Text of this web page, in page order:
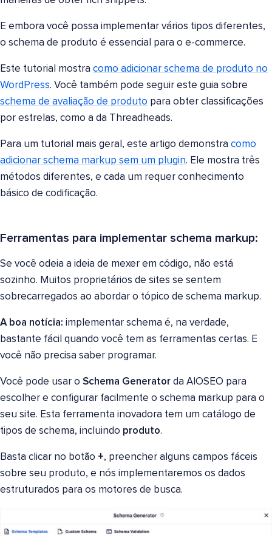
E embora você possa implementar vários tipos diferentes,
o schema de produto é essencial para o e-commerce.
Este tutorial mostra como adicionar schema de produto no
WordPress. Você também pode seguir este guia sobre
schema de avaliação de produto para obter classificações
por estrelas, como a da Threadheads.
Para um tutorial mais geral, este artigo demonstra como
adicionar schema markup sem um plugin. Ele mostra três
métodos diferentes, e cada um requer conhecimento
básico de codificação.
Ferramentas para implementar schema markup:
Se você odeia a ideia de mexer em código, não está
sozinho. Muitos proprietários de sites se sentem
sobrecarregados ao abordar o tópico de schema markup.
A boa notícia: implementar schema é, na verdade,
bastante fácil quando você tem as ferramentas certas. E
você não precisa saber programar.
Você pode usar o Schema Generator da AIOSEO para
escolher e configurar facilmente o schema markup para o
seu site. Esta ferramenta inovadora tem um catálogo de
tipos de schema, incluindo produto.
Basta clicar no botão +, preencher alguns campos fáceis
sobre seu produto, e nós implementaremos os dados
estruturados para os motores de busca.